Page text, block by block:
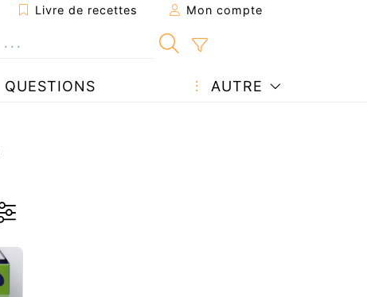
Livre de recettes Mon compte
QUESTIONS AUTRE